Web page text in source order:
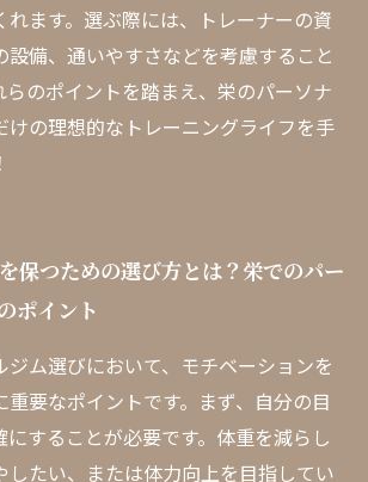
れます。選ぶ際には、トレーナーの資
設備、通いやすさなどを考慮すること
らのポイントを踏まえ、栄のパーソナ
けの理想的なトレーニングライフを手
保つための選び方とは？栄でのパー
ポイント
ジム選びにおいて、モチベーションを
要なポイントです。まず、自分の目
することが必要です。体重を減らし
したい、または体力向上を目指してい